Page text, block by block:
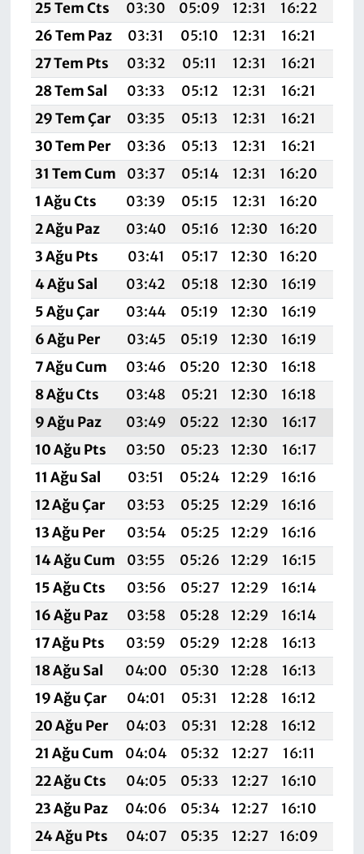
25 Tem Cts
03:30 05:09 12:31 16:22
26 Tem Paz
03:31 05:10 12:31 16:21
27 Tem Pts
03:32 05:11 12:31 16:21
28 Tem Sal
03:33 05:12 12:31 16:21
29 Tem Çar
03:35 05:13 12:31 16:21
30 Tem Per
03:36 05:13 12:31 16:21
31 Tem Cum
03:37 05:14 12:31 16:20
1 Ağu Cts
03:39 05:15 12:31 16:20
2 Ağu Paz
03:40 05:16 12:30 16:20
3 Ağu Pts
03:41 05:17 12:30 16:20
4 Ağu Sal
03:42 05:18 12:30 16:19
5 Ağu Çar
03:44 05:19 12:30 16:19
6 Ağu Per
03:45 05:19 12:30 16:19
7 Ağu Cum
03:46 05:20 12:30 16:18
8 Ağu Cts
03:48 05:21 12:30 16:18
9 Ağu Paz
03:49 05:22 12:30 16:17
10 Ağu Pts
03:50 05:23 12:30 16:17
11 Ağu Sal
03:51 05:24 12:29 16:16
12 Ağu Çar
03:53 05:25 12:29 16:16
13 Ağu Per
03:54 05:25 12:29 16:16
14 Ağu Cum
03:55 05:26 12:29 16:15
15 Ağu Cts
03:56 05:27 12:29 16:14
16 Ağu Paz
03:58 05:28 12:29 16:14
17 Ağu Pts
03:59 05:29 12:28 16:13
18 Ağu Sal
04:00 05:30 12:28 16:13
19 Ağu Çar
04:01 05:31 12:28 16:12
20 Ağu Per
04:03 05:31 12:28 16:12
21 Ağu Cum
04:04 05:32 12:27 16:11
22 Ağu Cts
04:05 05:33 12:27 16:10
23 Ağu Paz
04:06 05:34 12:27 16:10
24 Ağu Pts
04:07 05:35 12:27 16:09